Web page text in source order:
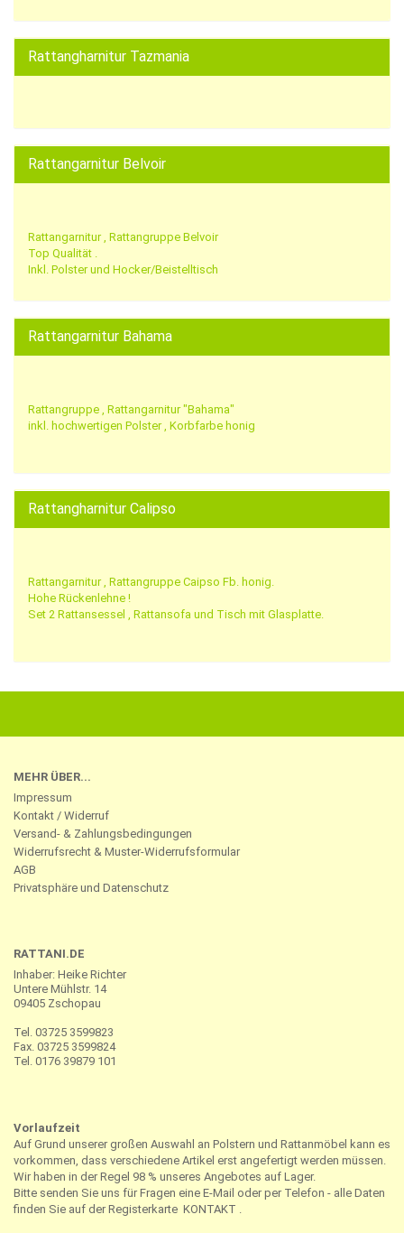
Rattangharnitur Tazmania
Rattangarnitur Belvoir
Rattangarnitur , Rattangruppe Belvoir
Top Qualität .
Inkl. Polster und Hocker/Beistelltisch
Rattangarnitur Bahama
Rattangruppe , Rattangarnitur "Bahama"
inkl. hochwertigen Polster , Korbfarbe honig
Rattangharnitur Calipso
Rattangarnitur , Rattangruppe Caipso Fb. honig.
Hohe Rückenlehne !
Set 2 Rattansessel , Rattansofa und Tisch mit Glasplatte.
MEHR ÜBER...
Impressum
Kontakt / Widerruf
Versand- & Zahlungsbedingungen
Widerrufsrecht & Muster-Widerrufsformular
AGB
Privatsphäre und Datenschutz
RATTANI.DE
Inhaber: Heike Richter
Untere Mühlstr. 14
09405 Zschopau
Tel. 03725 3599823
Fax. 03725 3599824
Tel. 0176 39879 101
Vorlaufzeit
Auf Grund unserer großen Auswahl an Polstern und Rattanmöbel kann es
vorkommen, dass verschiedene Artikel erst angefertigt werden müssen.
Wir haben in der Regel 98 % unseres Angebotes auf Lager.
Bitte senden Sie uns für Fragen eine E-Mail oder per Telefon - alle Daten
finden Sie auf der Registerkarte KONTAKT .